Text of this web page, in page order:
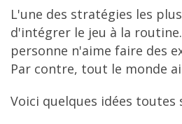
L'une des stratégies les
d'intégrer le jeu à la
personne n'aime faire des
Par contre, tout le monde
Voici quelques idées toutes